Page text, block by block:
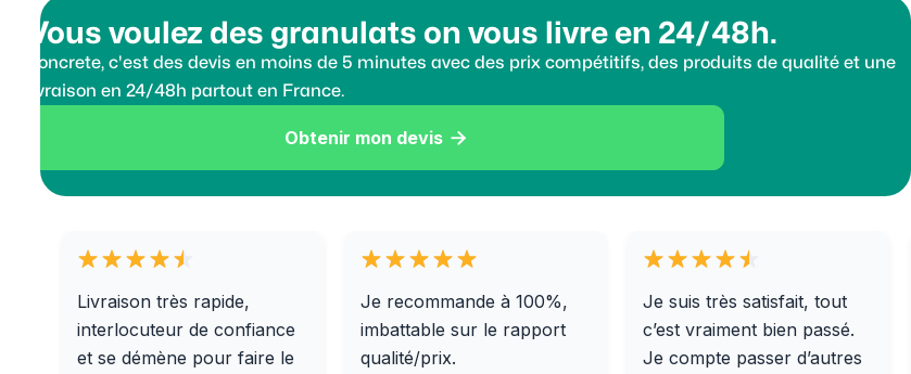
Vous voulez des granulats on vous livre en 24/48h.
Koncrete, c'est des devis en moins de 5 minutes avec des prix compétitifs, des produits de qualité et une
livraison en 24/48h partout en France.
Obtenir mon devis 
Livraison très rapide,
interlocuteur de confiance
et se démène pour faire le
Je recommande à 100%,
imbattable sur le rapport
qualité/prix.
Je suis très satisfait, tout
c’est vraiment bien passé.
Je compte passer d’autres